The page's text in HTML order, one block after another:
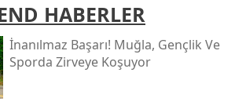
HABERLER
İnanılmaz Başarı! Muğla, Gençlik Ve
Sporda Zirveye Koşuyor